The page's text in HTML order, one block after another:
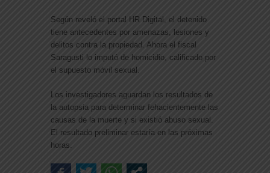
Según reveló el portal HR Digital, el detenido
tiene antecedentes por amenazas, lesiones y
delitos contra la propiedad. Ahora el fiscal
Saragusti lo imputó de homicidio, calificado por
el supuesto móvil sexual.
Los investigadores aguardan los resultados de
la autopsia para determinar fehacientemente las
causas de la muerte y si existió abuso sexual.
El resultado preliminar estaría en las próximas
horas.